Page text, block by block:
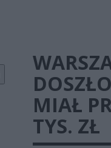
MIAŁ
TYS. ZŁ